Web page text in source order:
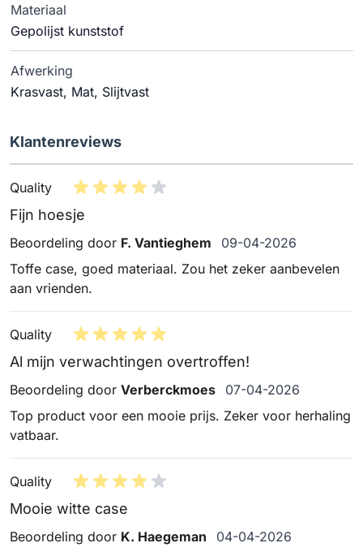
Materiaal
Gepolijst kunststof
Afwerking
Krasvast, Mat, Slijtvast
Klantenreviews
Quality
Fijn hoesje
Beoordeling door F. Vantieghem 9 april 2026
09-04-2026
Toffe case, goed materiaal. Zou het zeker aanbevelen
aan vrienden.
Quality
Al mijn verwachtingen overtroffen!
Beoordeling door Verberckmoes 7 april 2026
07-04-2026
Top product voor een mooie prijs. Zeker voor herhaling
vatbaar.
Quality
Mooie witte case
Beoordeling door K. Haegeman 4 april 2026
04-04-2026